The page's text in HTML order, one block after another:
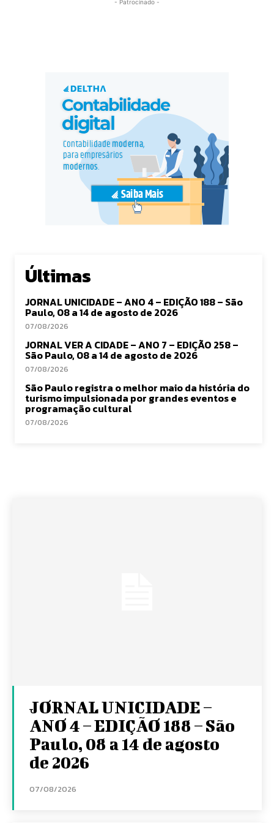
- Patrocinado -
Últimas
JORNAL UNICIDADE – ANO 4 – EDIÇÃO 188 – São
Paulo, 08 a 14 de agosto de 2026
07/08/2026
JORNAL VER A CIDADE – ANO 7 – EDIÇÃO 258 –
São Paulo, 08 a 14 de agosto de 2026
07/08/2026
São Paulo registra o melhor maio da história do
turismo impulsionada por grandes eventos e
programação cultural
07/08/2026
JORNAL UNICIDADE –
ANO 4 – EDIÇÃO 188 – São
Paulo, 08 a 14 de agosto
de 2026
07/08/2026